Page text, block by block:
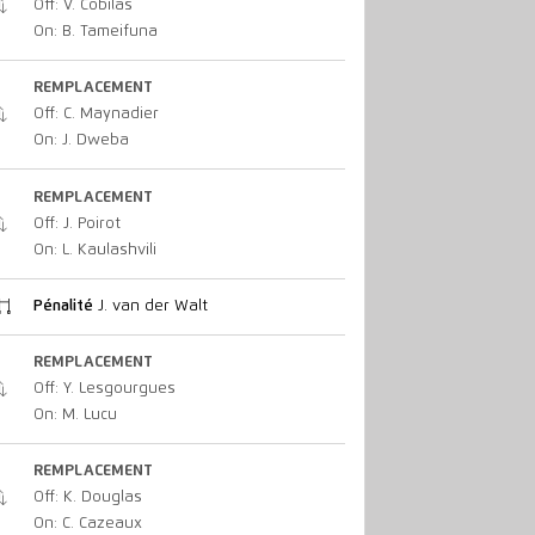
Off: V. Cobilas
On: B. Tameifuna
REMPLACEMENT
Off: C. Maynadier
On: J. Dweba
REMPLACEMENT
Off: J. Poirot
On: L. Kaulashvili
Pénalité J. van der Walt
REMPLACEMENT
Off: Y. Lesgourgues
On: M. Lucu
REMPLACEMENT
Off: K. Douglas
On: C. Cazeaux